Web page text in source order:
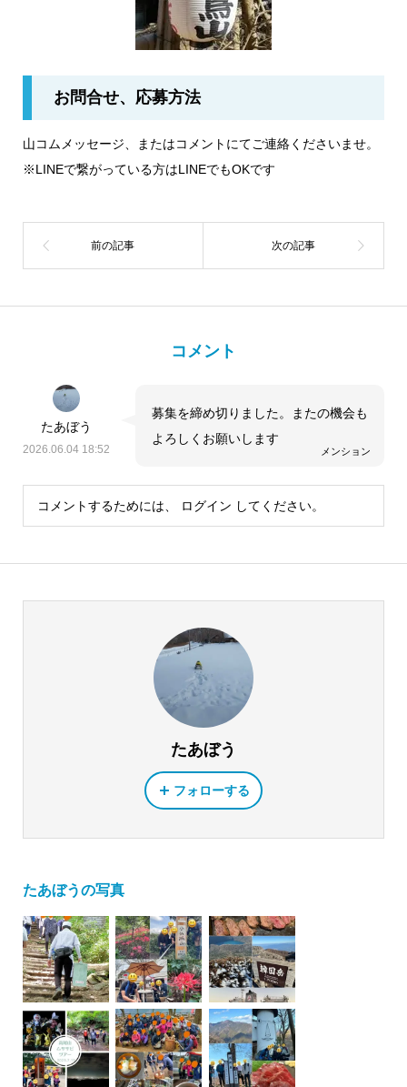
お問合せ、応募方法
山コムメッセージ、またはコメントにてご連絡くださいませ。
※LINEで繋がっている方はLINEでもOKです
コメント
たあぼう
2026.06.04 18:52 メンション
募集を締め切りました。またの機会も
よろしくお願いします
コメントするためには、 ログイン してください。
たあぼう
フォローする
たあぼうの写真